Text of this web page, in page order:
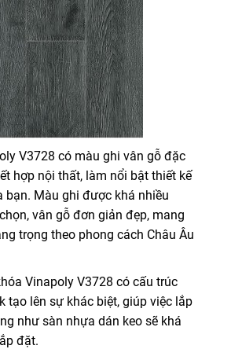
V3728 có màu ghi vân gỗ đặc
hợp nội thất, làm nổi bật thiết kế
bạn. Màu ghi được khá nhiều
vân gỗ đơn giản đẹp, mang
trọng theo phong cách Châu Âu
Vinapoly V3728 có cấu trúc
tạo lên sự khác biệt, giúp việc lắp
như sàn nhựa dán keo sẽ khá
đặt.